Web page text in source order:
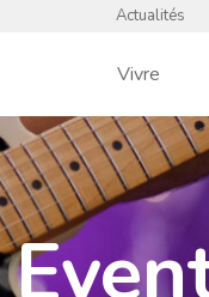
Actualités
Vivre